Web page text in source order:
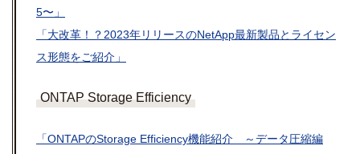
5〜」
「大改革！？2023年リリースのNetApp最新製品とライセン
ス形態をご紹介」
ONTAP Storage Efficiency
「ONTAPのStorage Efficiency機能紹介 ～データ圧縮編